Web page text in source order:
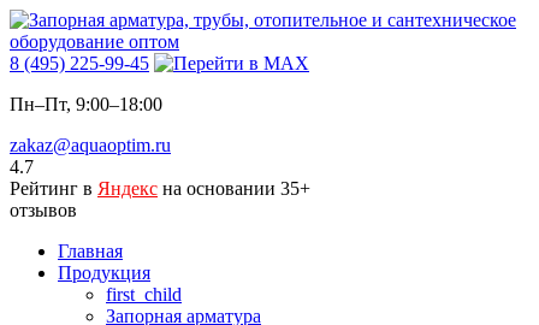
8 (495) 225-99-45
Пн–Пт, 9:00–18:00
zakaz@aquaoptim.ru
4.7
Рейтинг в Яндекс на основании 35+
отзывов
Главная
Продукция
first_child
Запорная арматура